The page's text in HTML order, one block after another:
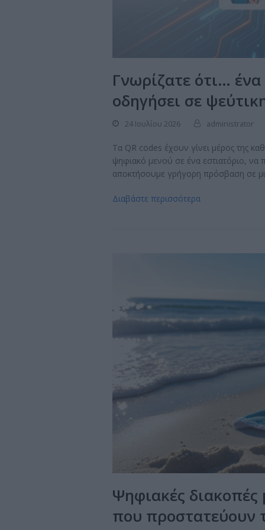
Γνωρίζατε ότι…
οδηγήσει σε
24 Ιουλίου 2026 administrator
Τα QR codes έχουν γίνει μέρος της
ψηφιακό μενού σε ένα εστιατόριο,
αποκτήσουμε γρήγορη πρόσβαση σε
Διαβάστε περισσότερα
Ψηφιακές διακοπές
που προστατεύουν